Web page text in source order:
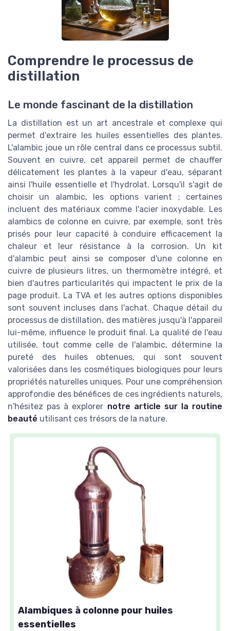
Comprendre le processus de
distillation
Le monde fascinant de la distillation
La distillation est un art ancestrale et complexe qui
permet d'extraire les huiles essentielles des plantes.
L'alambic joue un rôle central dans ce processus subtil.
Souvent en cuivre, cet appareil permet de chauffer
délicatement les plantes à la vapeur d'eau, séparant
ainsi l'huile essentielle et l'hydrolat. Lorsqu'il s'agit de
choisir un alambic, les options varient ; certaines
incluent des matériaux comme l'acier inoxydable. Les
alambics de colonne en cuivre, par exemple, sont très
prisés pour leur capacité à conduire efficacement la
chaleur et leur résistance à la corrosion. Un kit
d'alambic peut ainsi se composer d'une colonne en
cuivre de plusieurs litres, un thermomètre intégré, et
bien d'autres particularités qui impactent le prix de la
page produit. La TVA et les autres options disponibles
sont souvent incluses dans l'achat. Chaque détail du
processus de distillation, des matières jusqu'à l'appareil
lui-même, influence le produit final. La qualité de l'eau
utilisée, tout comme celle de l'alambic, détermine la
pureté des huiles obtenues, qui sont souvent
valorisées dans les cosmétiques biologiques pour leurs
propriétés naturelles uniques. Pour une compréhension
approfondie des bénéfices de ces ingrédients naturels,
n'hésitez pas à explorer notre article sur la routine
beauté utilisant ces trésors de la nature.
Alambiques à colonne pour huiles
essentielles